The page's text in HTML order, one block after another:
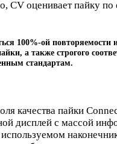
CV оценивает пайку
100%-ой повторяемости
а также строгого
стандартам.
качества пайки
дисплей с массой